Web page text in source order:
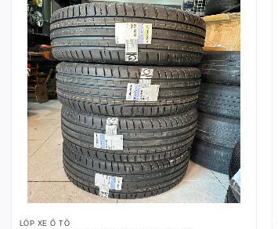
LỐP XE Ô TÔ